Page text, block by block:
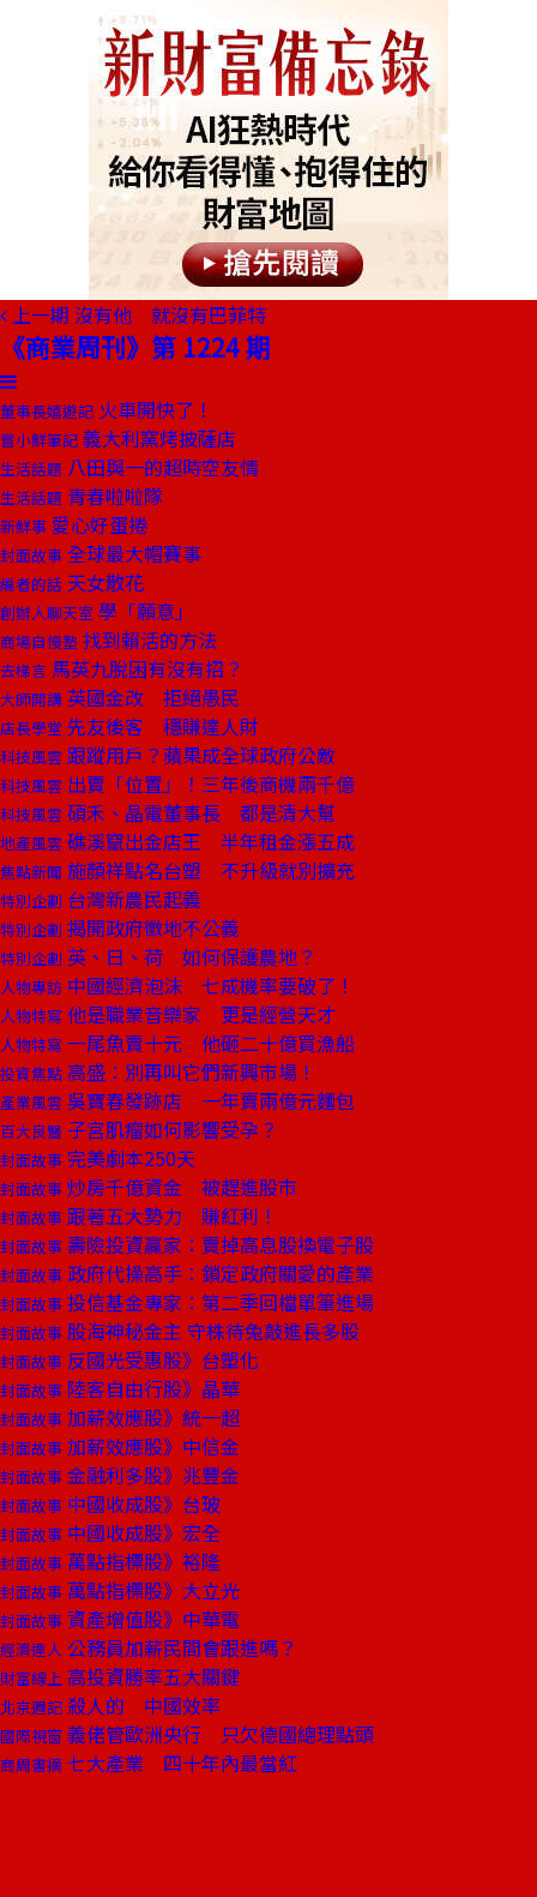
上一期 沒有他 就沒有巴菲特
《商業周刊》第 1224 期
董事長嬉遊記 火車開快了！
嘗小鮮筆記 義大利窯烤披薩店
生活話題 八田與一的超時空友情
生活話題 青春啦啦隊
新鮮事 愛心好蛋捲
封面故事 全球最大帽賽事
編者的話 天女散花
創辦人聊天室 學「願意」
商場自慢塾 找到賴活的方法
去梯言 馬英九脫困有沒有招？
大師開講 英國金改 拒絕愚民
店長學堂 先友後客 穩賺達人財
科技風雲 跟蹤用戶？蘋果成全球政府公敵
科技風雲 出賣「位置」！三年後商機兩千億
科技風雲 碩禾、晶電董事長 都是清大幫
地產風雲 礁溪竄出金店王 半年租金漲五成
焦點新聞 施顏祥點名台塑 不升級就別擴充
特別企劃 台灣新農民起義
特別企劃 揭開政府徵地不公義
特別企劃 英、日、荷 如何保護農地？
人物專訪 中國經濟泡沫 七成機率要破了！
人物特寫 他是職業音樂家 更是經營天才
人物特寫 一尾魚賣十元 他砸二十億買漁船
投資焦點 高盛：別再叫它們新興市場！
產業風雲 吳寶春發跡店 一年賣兩億元麵包
百大良醫 子宮肌瘤如何影響受孕？
封面故事 完美劇本250天
封面故事 炒房千億資金 被趕進股市
封面故事 跟著五大勢力 賺紅利！
封面故事 壽險投資贏家：賣掉高息股換電子股
封面故事 政府代操高手：鎖定政府關愛的產業
封面故事 投信基金專家：第二季回檔單筆進場
封面故事 股海神秘金主 守株待兔敲進長多股
封面故事 反國光受惠股》台塑化
封面故事 陸客自由行股》晶華
封面故事 加薪效應股》統一超
封面故事 加薪效應股》中信金
封面故事 金融利多股》兆豐金
封面故事 中國收成股》台玻
封面故事 中國收成股》宏全
封面故事 萬點指標股》裕隆
封面故事 萬點指標股》大立光
封面故事 資產增值股》中華電
經濟達人 公務員加薪民間會跟進嗎？
財富線上 高投資勝率五大關鍵
北京週記 殺人的 中國效率
國際視窗 義佬管歐洲央行 只欠德國總理點頭
商周書摘 七大產業 四十年內最當紅